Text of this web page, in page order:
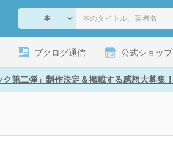
ブクログ通信 公式ショップ
ク第二弾」制作決定＆掲載する感想大募集！